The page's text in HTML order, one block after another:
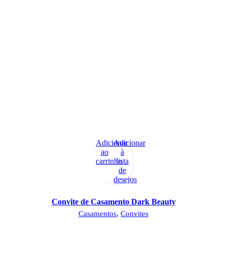
Adicionar
ao
carrinho
Adicionar
à
lista
de
desejos
Convite de Casamento Dark Beauty
Casamentos, Convites